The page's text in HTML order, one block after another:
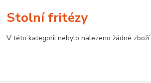
Stolní fritézy
V této kategorii nebylo nalezeno žádné zboží.